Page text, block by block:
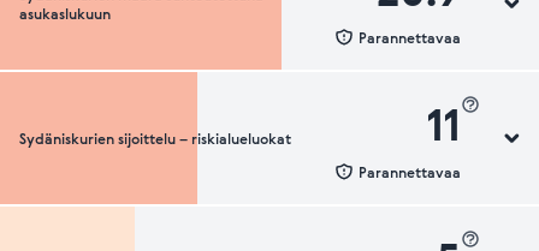
Sydänturvallisuuden luokka
asukaslukuun
Parannettavaa
Sydäniskurien määrä suhteutettuna asukaslukuun
Sydäniskurien sijoittelu – riskialueluokat 11
Parannettavaa